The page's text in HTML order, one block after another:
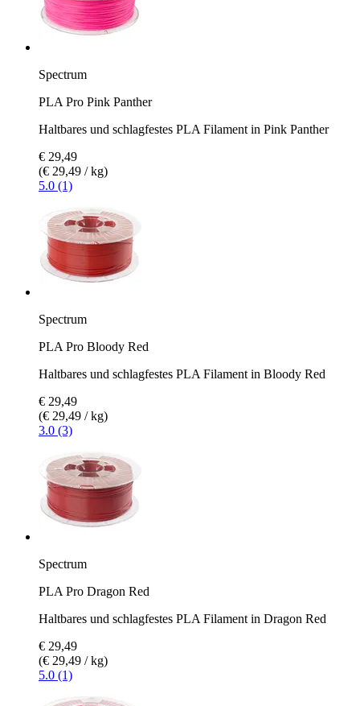
Spectrum
PLA Pro Pink Panther
Haltbares und schlagfestes PLA Filament in Pink Panther
€ 29,49
(€ 29,49 / kg)
5.0 (1)
Spectrum
PLA Pro Bloody Red
Haltbares und schlagfestes PLA Filament in Bloody Red
€ 29,49
(€ 29,49 / kg)
3.0 (3)
Spectrum
PLA Pro Dragon Red
Haltbares und schlagfestes PLA Filament in Dragon Red
€ 29,49
(€ 29,49 / kg)
5.0 (1)